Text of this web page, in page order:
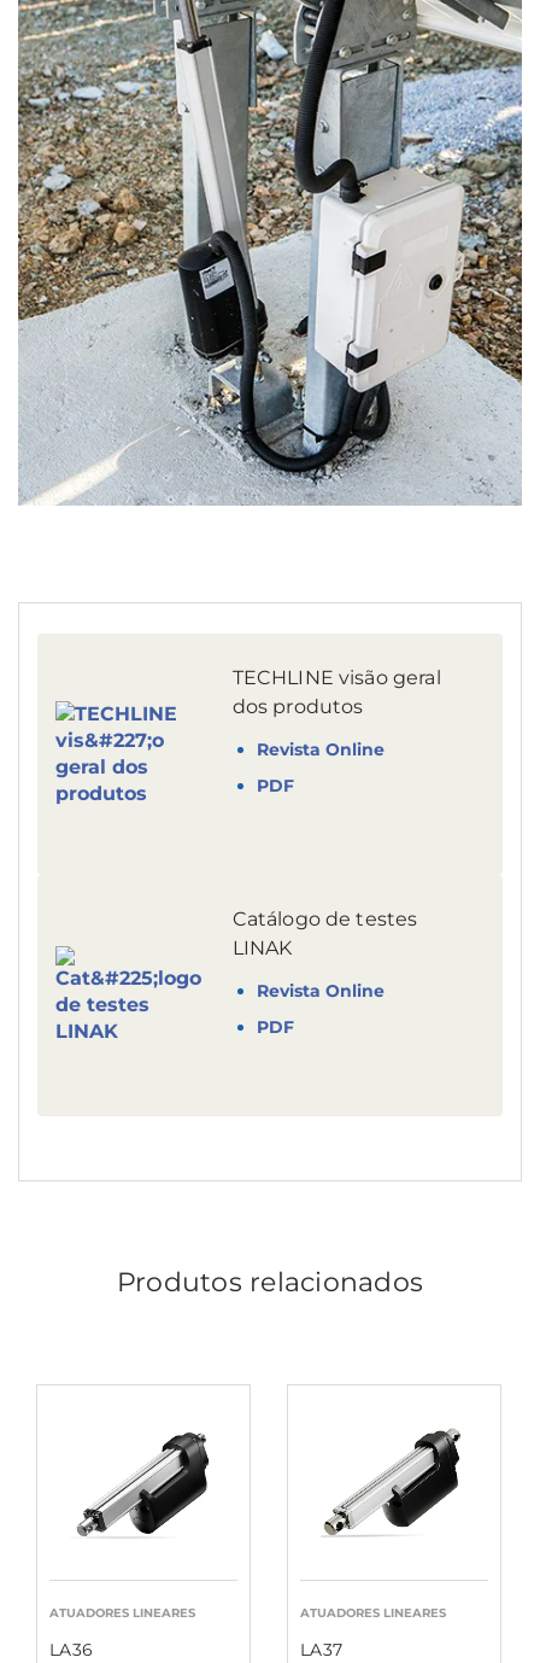
TECHLINE visão geral
dos produtos
Revista Online
PDF
Catálogo de testes
LINAK
Revista Online
PDF
Produtos relacionados
ATUADORES LINEARES
LA36
ATUADORES LINEARES
LA37